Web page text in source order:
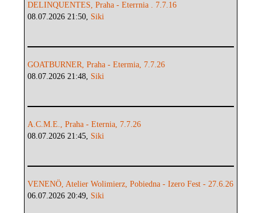
DELINQUENTES, Praha - Eterrnia . 7.7.16
08.07.2026 21:50, Siki
GOATBURNER, Praha - Etermia, 7.7.26
08.07.2026 21:48, Siki
A.C.M.E., Praha - Eternia, 7.7.26
08.07.2026 21:45, Siki
VENENÖ, Atelier Wolimierz, Pobiedna - Izero Fest - 27.6.26
06.07.2026 20:49, Siki